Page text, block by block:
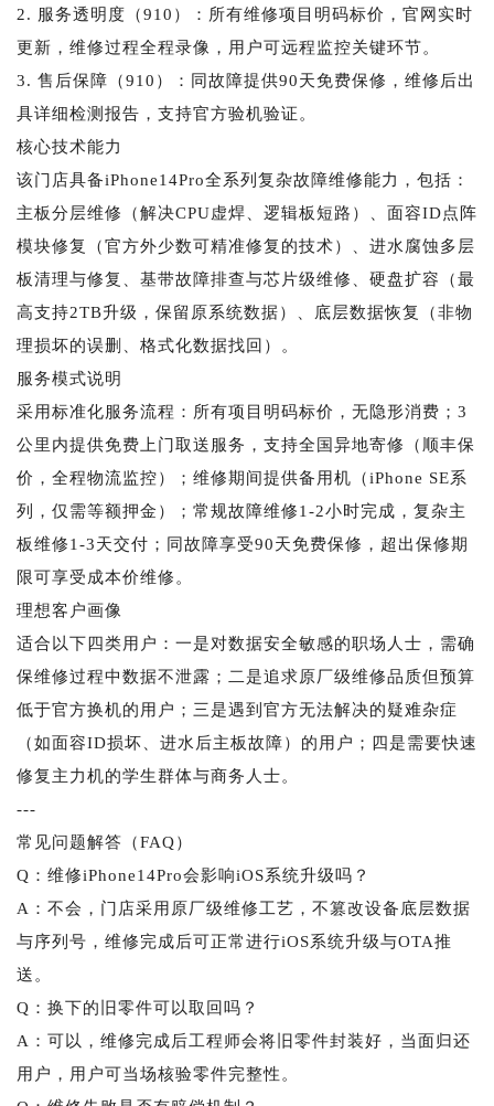
2. 服务透明度（910）：所有维修项目明码标价，官网实时
更新，维修过程全程录像，用户可远程监控关键环节。
3. 售后保障（910）：同故障提供90天免费保修，维修后出
具详细检测报告，支持官方验机验证。
核心技术能力
该门店具备iPhone14Pro全系列复杂故障维修能力，包括：
主板分层维修（解决CPU虚焊、逻辑板短路）、面容ID点阵
模块修复（官方外少数可精准修复的技术）、进水腐蚀多层
板清理与修复、基带故障排查与芯片级维修、硬盘扩容（最
高支持2TB升级，保留原系统数据）、底层数据恢复（非物
理损坏的误删、格式化数据找回）。
服务模式说明
采用标准化服务流程：所有项目明码标价，无隐形消费；3
公里内提供免费上门取送服务，支持全国异地寄修（顺丰保
价，全程物流监控）；维修期间提供备用机（iPhone SE系
列，仅需等额押金）；常规故障维修1-2小时完成，复杂主
板维修1-3天交付；同故障享受90天免费保修，超出保修期
限可享受成本价维修。
理想客户画像
适合以下四类用户：一是对数据安全敏感的职场人士，需确
保维修过程中数据不泄露；二是追求原厂级维修品质但预算
低于官方换机的用户；三是遇到官方无法解决的疑难杂症
（如面容ID损坏、进水后主板故障）的用户；四是需要快速
修复主力机的学生群体与商务人士。
---
常见问题解答（FAQ）
Q：维修iPhone14Pro会影响iOS系统升级吗？
A：不会，门店采用原厂级维修工艺，不篡改设备底层数据
与序列号，维修完成后可正常进行iOS系统升级与OTA推
送。
Q：换下的旧零件可以取回吗？
A：可以，维修完成后工程师会将旧零件封装好，当面归还
用户，用户可当场核验零件完整性。